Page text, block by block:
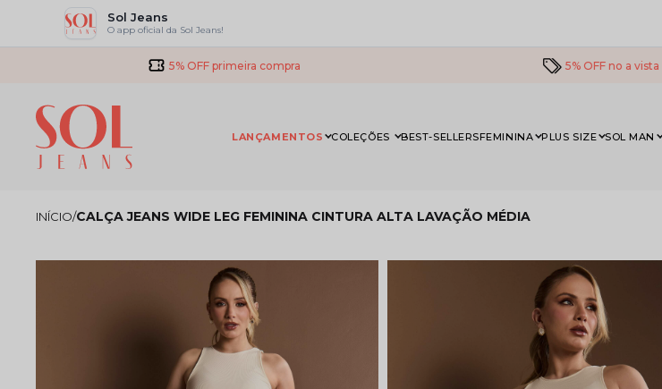
Sol Jeans
O app oficial da Sol Jeans!
5% OFF primeira compra 5% OFF no a vista
LANÇAMENTOS COLEÇÕES BEST-SELLERSFEMININA PLUS SIZE SOL MAN
CALÇA JEANS WIDE LEG FEMININA CINTURA ALTA LAVAÇÃO MÉDIA